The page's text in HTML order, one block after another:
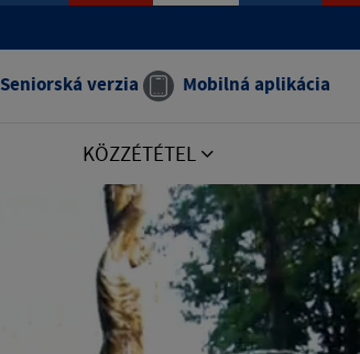
Seniorská verzia Mobilná aplikácia
KÖZZÉTÉTEL